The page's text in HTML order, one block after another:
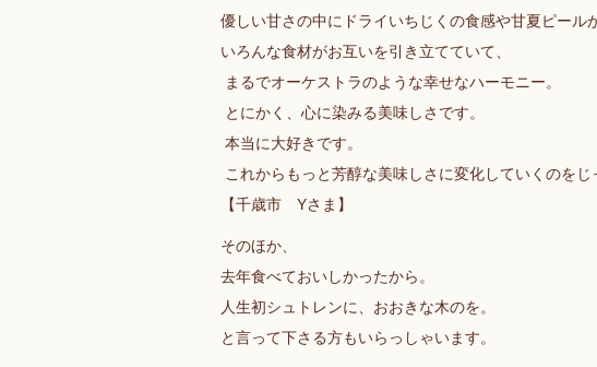
優しい甘さの中にドライいちじくの食感や甘夏ピール
いろんな食材がお互いを引き立てていて、
まるでオーケストラのような幸せなハーモニー。
とにかく、心に染みる美味しさです。
本当に大好きです。
これからもっと芳醇な美味しさに変化していくのをじ
【千歳市 Yさま】
そのほか、
去年食べておいしかったから。
人生初シュトレンに、おおきな木のを。
と言って下さる方もいらっしゃいます。